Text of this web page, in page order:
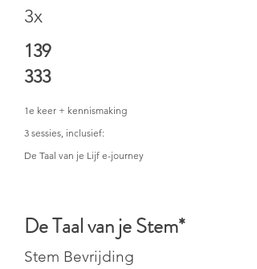
3x
139
333
1e keer + kennismaking
3 sessies, inclusief:
De Taal van je Lijf e-journey
De Taal van je Stem*
Stem Bevrijding